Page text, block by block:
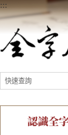
:::
認識全